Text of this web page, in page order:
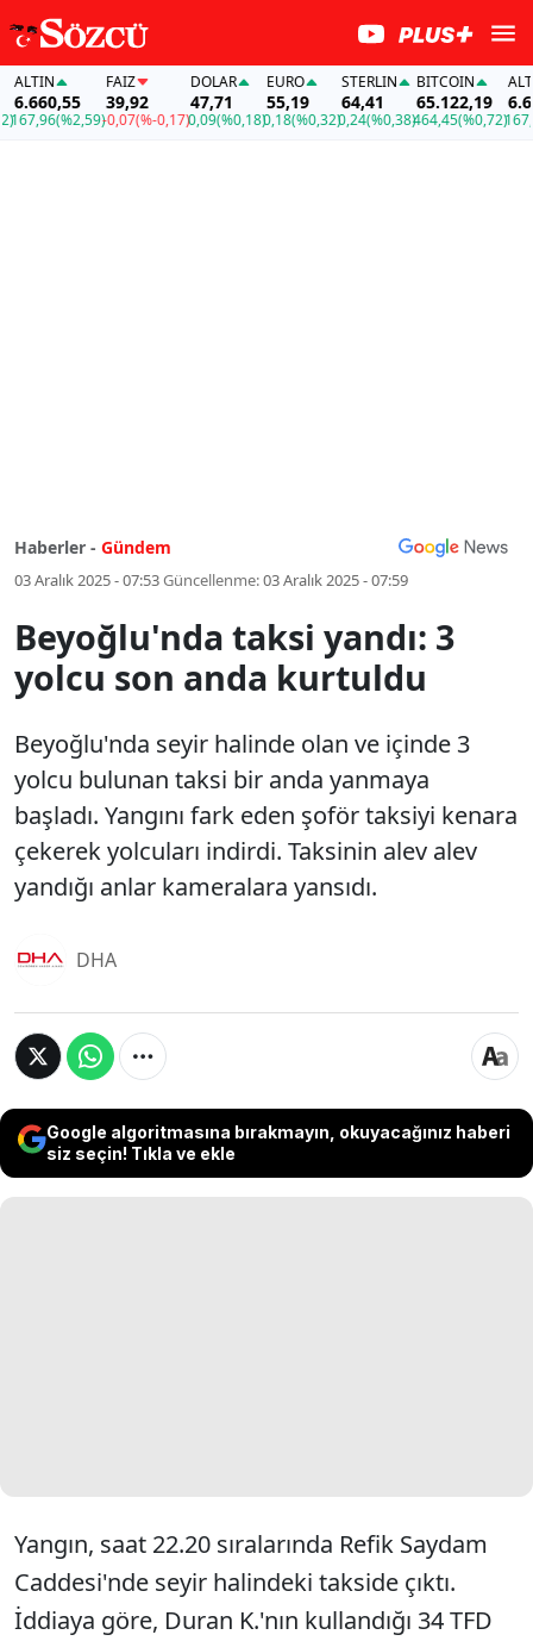
(%2,59)
FAİZ
39,92
-0,07(%-0,17)
DOLAR
47,71
0,09(%0,18)
EURO
55,19
0,18(%0,32)
STERLIN
64,41
0,24(%0,38)
BITCOIN
65.122,19
464,45(%0,72)
ALTIN
167,96
Haberler - Gündem
03 Aralık 2025 - 07:53Güncellenme:03 Aralık 2025 - 07:59
Beyoğlu'nda taksi yandı: 3
yolcu son anda kurtuldu
Beyoğlu'nda seyir halinde olan ve içinde 3
yolcu bulunan taksi bir anda yanmaya
başladı. Yangını fark eden şoför taksiyi kenara
çekerek yolcuları indirdi. Taksinin alev alev
yandığı anlar kameralara yansıdı.
DHA
Google algoritmasına bırakmayın, okuyacağınız haberi
siz seçin! Tıkla ve ekle
Yangın, saat 22.20 sıralarında Refik Saydam
Caddesi'nde seyir halindeki takside çıktı.
İddiaya göre, Duran K.'nın kullandığı 34 TFD